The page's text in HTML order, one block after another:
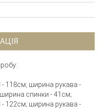
118см; ширина рукава -
спинки - 41см;
122см; ширина рукава -